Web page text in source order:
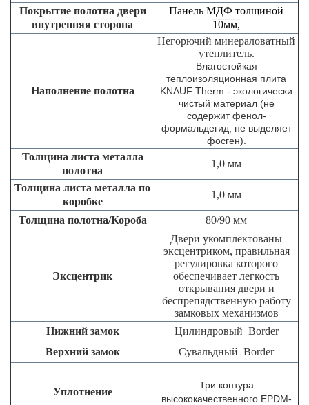
Покрытие полотна двери
внутренняя сторона
Панель МДФ толщиной
10мм,
Наполнение полотна
Негорючий минераловатный
утеплитель.
Влагостойкая
теплоизоляционная плита
KNAUF Therm - экологически
чистый материал (не
содержит фенол-
формальдегид, не выделяет
фосген).
Толщина листа металла
полотна
1,0 мм
Толщина листа металла по
коробке
1,0 мм
Толщина полотна/Короба 80/90 мм
Эксцентрик
Двери укомплектованы
эксцентриком, правильная
регулировка которого
обеспечивает легкость
открывания двери и
беспрепядственную работу
замковых механизмов
Нижний замок
Цилиндровый Border
Верхний замок
Сувальдный Border
Уплотнение
Три контура
высококачественного EPDM-